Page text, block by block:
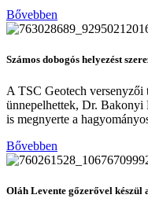
Bővebben
Számos dobogós helyezést
A TSC Geotech
ünnepelhettek, Dr. Bakonyi
is megnyerte a
Bővebben
Oláh Levente gőzerővel